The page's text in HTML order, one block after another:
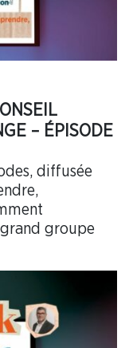
– ÉPISODE
diffusée
grand groupe